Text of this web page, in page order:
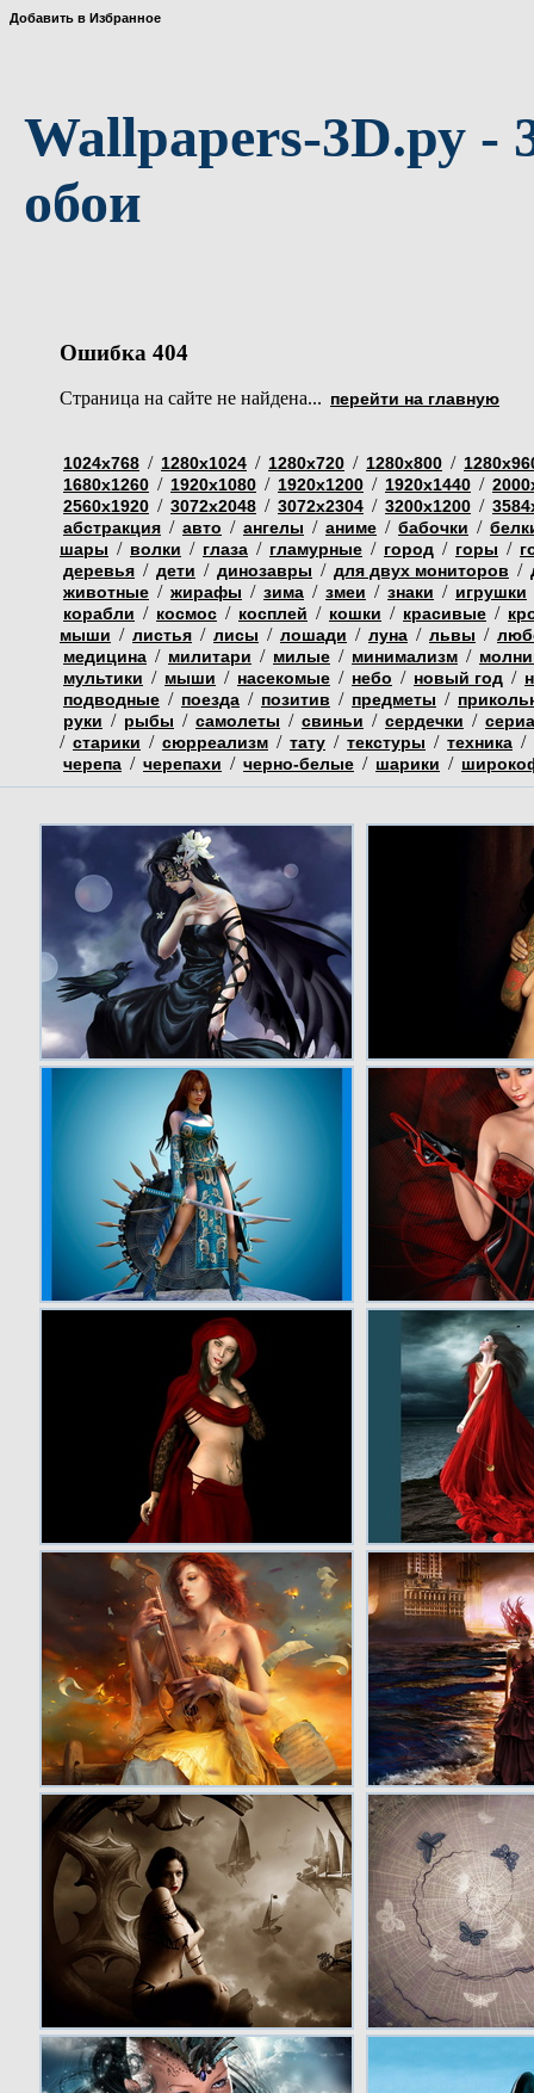
Добавить в Избранное
Wallpapers-3D.ру -
обои
Ошибка 404
Страница на сайте не найдена... перейти на главную
1024х768 / 1280х1024 / 1280х720 / 1280х800 /
1680х1260 / 1920х1080 / 1920х1200 / 1920х1440 /
2560х1920 / 3072х2048 / 3072х2304 / 3200х1200 /
абстракция / авто / ангелы / аниме / бабочки /
шары / волки / глаза / гламурные / город / горы /
деревья / дети / динозавры / для двух мониторов /
животные / жирафы / зима / змеи / знаки / игрушки
корабли / космос / косплей / кошки / красивые /
мыши / листья / лисы / лошади / луна / львы /
медицина / милитари / милые / минимализм /
мультики / мыши / насекомые / небо / новый год /
подводные / поезда / позитив / предметы /
руки / рыбы / самолеты / свиньи / сердечки /
/ старики / сюрреализм / тату / текстуры / техника /
черепа / черепахи / черно-белые / шарики /